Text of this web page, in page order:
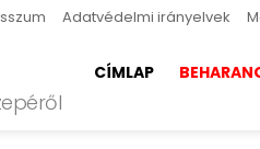
Adatvédelmi irányelvek
CÍMLAP